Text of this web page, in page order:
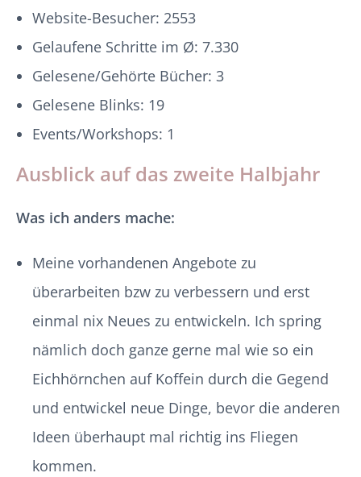
Website-Besucher: 2553
Gelaufene Schritte im Ø: 7.330
Gelesene/Gehörte Bücher: 3
Gelesene Blinks: 19
Events/Workshops: 1
Ausblick auf das zweite Halbjahr
Was ich anders mache:
Meine vorhandenen Angebote zu
überarbeiten bzw zu verbessern und erst
einmal nix Neues zu entwickeln. Ich spring
nämlich doch ganze gerne mal wie so ein
Eichhörnchen auf Koffein durch die Gegend
und entwickel neue Dinge, bevor die anderen
Ideen überhaupt mal richtig ins Fliegen
kommen.